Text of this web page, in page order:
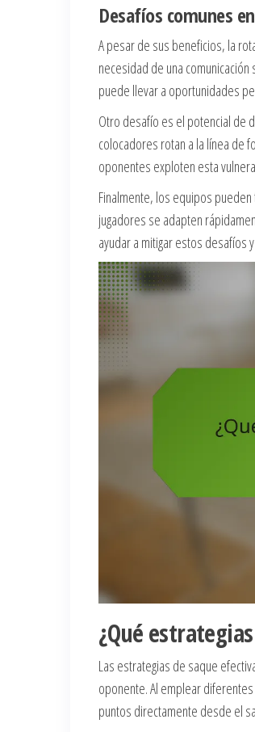
Desafíos comunes
A pesar de sus beneficios, la
necesidad de una
puede llevar a oportunidades
Otro desafío es el potencial de
colocadores rotan a la línea de
oponentes exploten esta
Finalmente, los equipos
jugadores se adapten
ayudar a mitigar estos desafíos
¿Qué
Las estrategias de saque
oponente. Al emplear
puntos directamente desde el